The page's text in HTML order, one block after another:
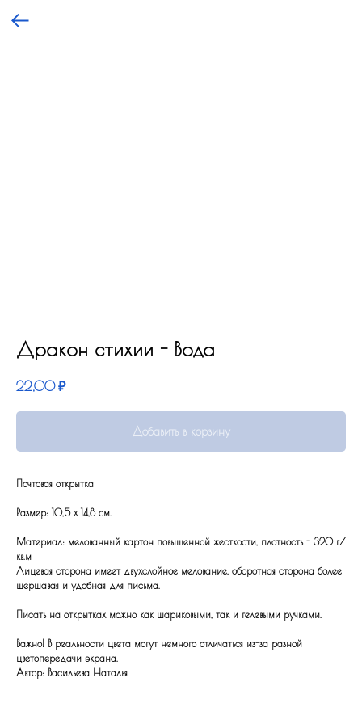
Дракон стихии - Вода
22,00 ₽
Добавить в корзину
Почтовая открытка
Размер: 10,5 x 14,8 см.
Материал: мелованный картон повышенной жесткости, плотность - 320 г/
кв.м
Лицевая сторона имеет двухслойное мелование, оборотная сторона более
шершавая и удобная для письма.
Писать на открытках можно как шариковыми, так и гелевыми ручками.
Важно! В реальности цвета могут немного отличаться из-за разной
цветопередачи экрана.
Автор: Васильева Наталья